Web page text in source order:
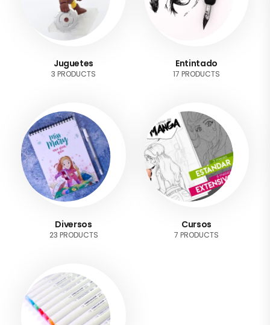
Juguetes
3 PRODUCTS
Entintado
17 PRODUCTS
Diversos
23 PRODUCTS
Cursos
7 PRODUCTS